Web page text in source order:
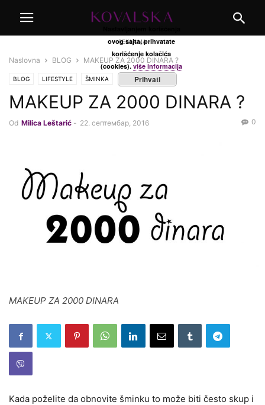
REKLAMA
Naslovna BLOG MAKEUP ZA 2000 DINARA ?
BLOG LIFESTYLE ŠMINKA
MAKEUP ZA 2000 DINARA ?
Od Milica Leštarić - 22. септембар, 2016 0
MAKEUP ZA 2000 DINARA
Kada poželite da obnovite šminku to može biti često skup i
ovog sajta, prihvatate
korišćenje kolačića
(cookies). više informacija
Prihvati